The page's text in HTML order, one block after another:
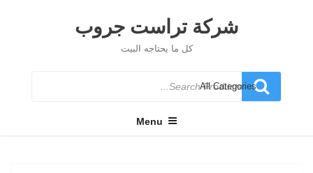
شركة تراست جروب
كل ما يحتاجه البيت
Search
for
Menu